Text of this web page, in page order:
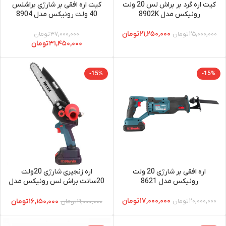
کیت اره گرد بر براش لس 20 ولت
رونیکس مدل 8902K
۲۵,۰۰۰,۰۰۰تومان ۲۱,۲۵۰,۰۰۰تومان
کیت اره افقی بر شارژی براشلس
40 ولت رونیکس مدل 8904
۳۷,۰۰۰,۰۰۰تومان
۳۱,۴۵۰,۰۰۰تومان
-15%
اره افقی بر شارژی 20 ولت
رونیکس مدل 8621
۲۰,۰۰۰,۰۰۰تومان ۱۷,۰۰۰,۰۰۰تومان
-15%
اره زنجیری شارژی 20ولت
20سانت براش لس رونیکس مدل
۱۹,۰۰۰,۰۰۰تومان ۱۶,۱۵۰,۰۰۰تومان